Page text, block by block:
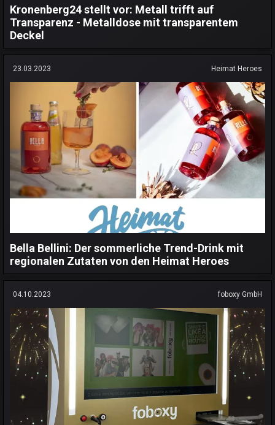
Kronenberg24 stellt vor: Metall trifft auf
Transparenz - Metalldose mit transparentem
Deckel
23.03.2023 Heimat Heroes
Bella Bellini: Der sommerliche Trend-Drink mit
regionalen Zutaten von den Heimat Heroes
04.10.2023 foboxy GmbH